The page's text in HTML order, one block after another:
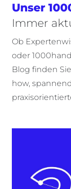
Unser
Immer
Ob
oder
Blog finden
how,